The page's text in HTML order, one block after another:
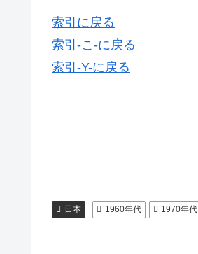
索引に戻る
索引-こ-に戻る
索引-Y-に戻る
日本 1960年代 1970年代